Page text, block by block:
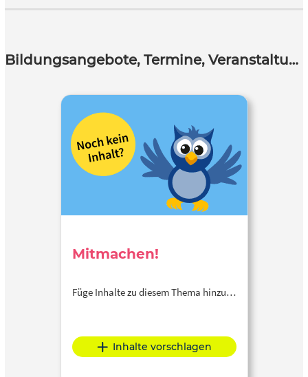
Bildungsangebote, Termine, Veranstaltungen
Mitmachen!
Füge Inhalte zu diesem Thema hinzu…
Inhalte vorschlagen